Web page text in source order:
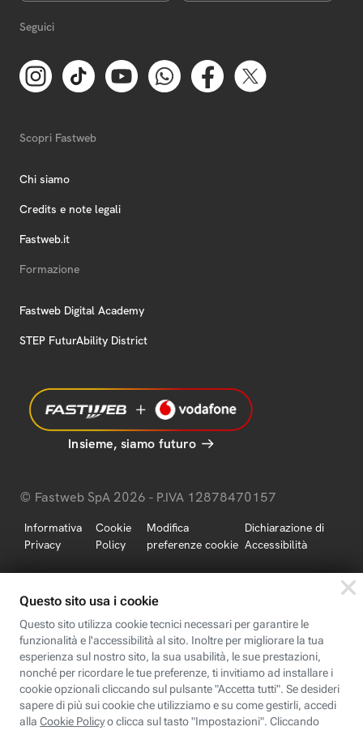
Seguici
Scopri Fastweb
Chi siamo
Credits e note legali
Fastweb.it
Formazione
Fastweb Digital Academy
STEP FuturAbility District
Insieme, siamo futuro
© Fastweb SpA 2026 - P.IVA 12878470157
Informativa
Privacy
Cookie
Policy
Modifica
preferenze cookie
Dichiarazione di
Accessibilità